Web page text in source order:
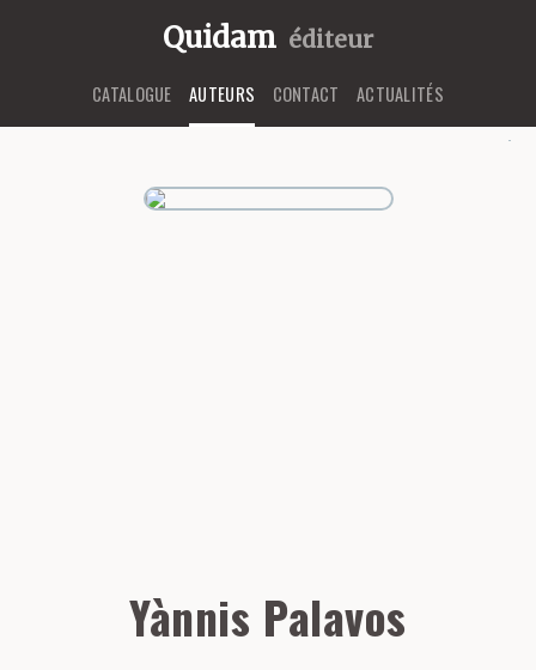
Quidam éditeur
CATALOGUE AUTEURS CONTACT ACTUALITÉS
Yànnis Palavos